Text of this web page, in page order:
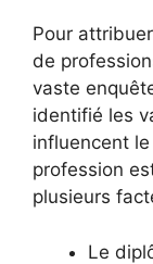
Pour
de
vaste
identifié les
influencent
profession
plusieurs
Le